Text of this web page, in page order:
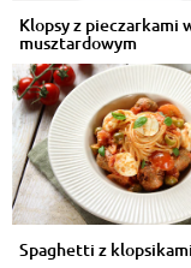
Klopsy z pieczarkami
musztardowym
Spaghetti z klopsikami